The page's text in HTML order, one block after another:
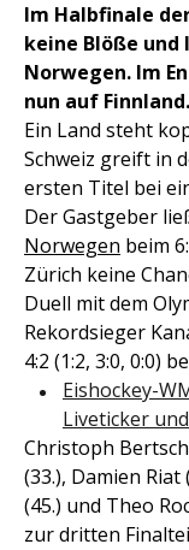
Im Halbfinale
keine Blöße
Norwegen. Im
nun auf Finnland.
Ein Land steht
Schweiz greift in
ersten Titel bei
Der Gastgeber
Norwegen beim
Zürich keine
Duell mit dem
Rekordsieger
4:2 (1:2, 3:0, 0:0)
Eishockey-
Liveticker
Christoph
(33.), Damien
(45.) und Theo
zur dritten